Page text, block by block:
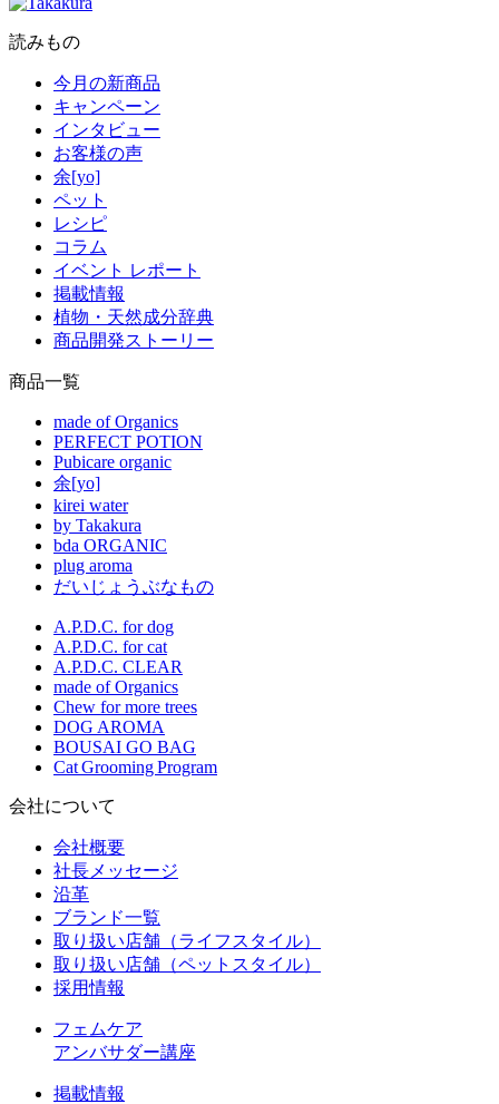
読みもの
今月の新商品
キャンペーン
インタビュー
お客様の声
余[yo]
ペット
レシピ
コラム
イベント レポート
掲載情報
植物・天然成分辞典
商品開発ストーリー
商品一覧
made of Organics
PERFECT POTION
Pubicare organic
余[yo]
kirei water
by Takakura
bda ORGANIC
plug aroma
だいじょうぶなもの
A.P.D.C. for dog
A.P.D.C. for cat
A.P.D.C. CLEAR
made of Organics
Chew for more trees
DOG AROMA
BOUSAI GO BAG
Cat Grooming Program
会社について
会社概要
社長メッセージ
沿革
ブランド一覧
取り扱い店舗（ライフスタイル）
取り扱い店舗（ペットスタイル）
採用情報
フェムケア
アンバサダー講座
掲載情報